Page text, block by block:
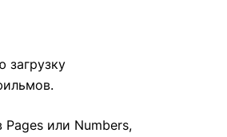
загрузку
или Numbers,